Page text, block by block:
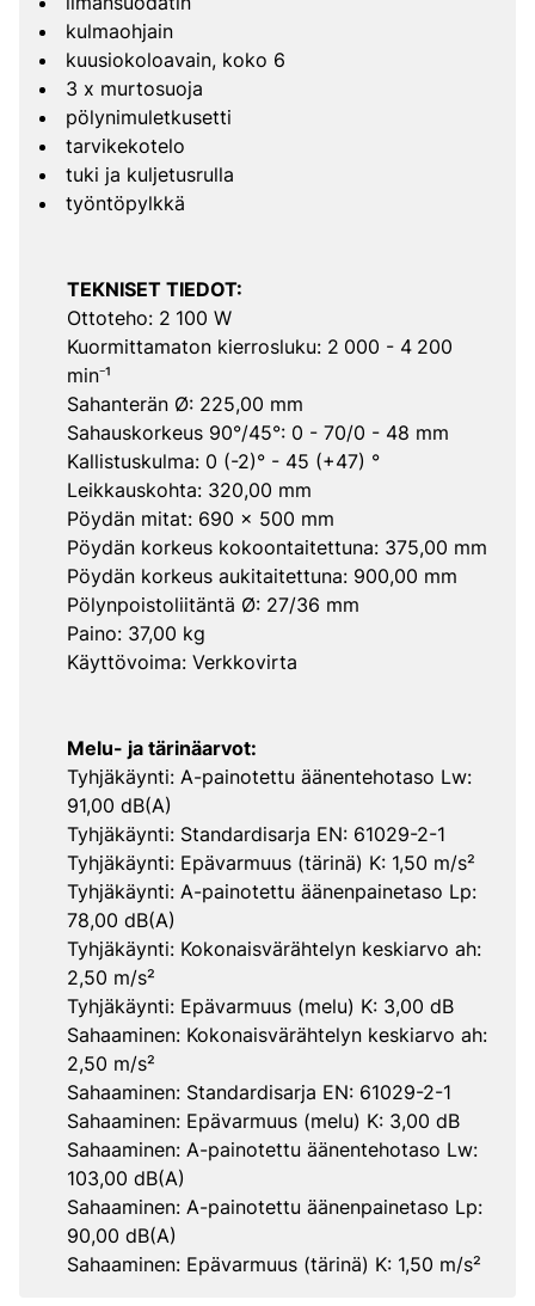
kulmaohjain
kuusiokoloavain, koko 6
3 x murtosuoja
pölynimuletkusetti
tarvikekotelo
tuki ja kuljetusrulla
työntöpylkkä
TEKNISET TIEDOT:
Ottoteho: 2 100 W
Kuormittamaton kierrosluku: 2 000 - 4 200
min⁻¹
Sahanterän Ø: 225,00 mm
Sahauskorkeus 90°/45°: 0 - 70/0 - 48 mm
Kallistuskulma: 0 (-2)° - 45 (+47) °
Leikkauskohta: 320,00 mm
Pöydän mitat: 690 x 500 mm
Pöydän korkeus kokoontaitettuna: 375,00 mm
Pöydän korkeus aukitaitettuna: 900,00 mm
Pölynpoistoliitäntä Ø: 27/36 mm
Paino: 37,00 kg
Käyttövoima: Verkkovirta
Melu- ja tärinäarvot:
Tyhjäkäynti: A-painotettu äänentehotaso Lw:
91,00 dB(A)
Tyhjäkäynti: Standardisarja EN: 61029-2-1
Tyhjäkäynti: Epävarmuus (tärinä) K: 1,50 m/s²
Tyhjäkäynti: A-painotettu äänenpainetaso Lp:
78,00 dB(A)
Tyhjäkäynti: Kokonaisvärähtelyn keskiarvo ah:
2,50 m/s²
Tyhjäkäynti: Epävarmuus (melu) K: 3,00 dB
Sahaaminen: Kokonaisvärähtelyn keskiarvo ah:
2,50 m/s²
Sahaaminen: Standardisarja EN: 61029-2-1
Sahaaminen: Epävarmuus (melu) K: 3,00 dB
Sahaaminen: A-painotettu äänentehotaso Lw:
103,00 dB(A)
Sahaaminen: A-painotettu äänenpainetaso Lp:
90,00 dB(A)
Sahaaminen: Epävarmuus (tärinä) K: 1,50 m/s²